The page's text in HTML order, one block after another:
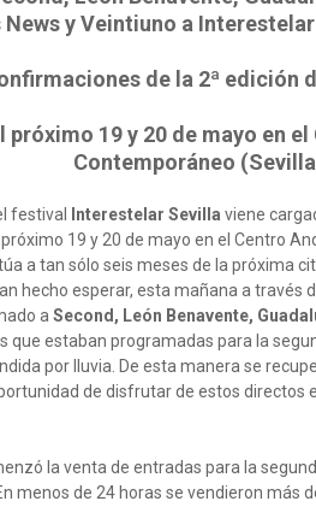
News y Veintiuno a
de la 2ª edición
próximo 19 y 20 de mayo en
Contemporáneo
festival Interestelar Sevilla viene
19 y 20 de mayo en el Centro
a tan sólo seis meses de la próxima
hecho esperar, esta mañana a través
a Second, León Benavente,
que estaban programadas para la
por lluvia. De esta manera se
de disfrutar de estos directos
la venta de entradas para la
menos de 24 horas se vendieron más